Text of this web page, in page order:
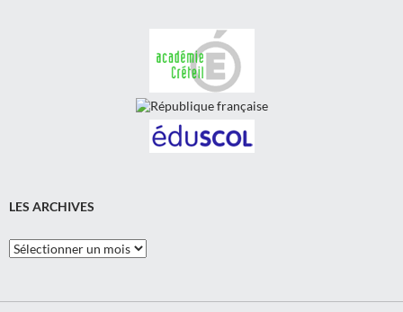
LES ARCHIVES
Les
Archives